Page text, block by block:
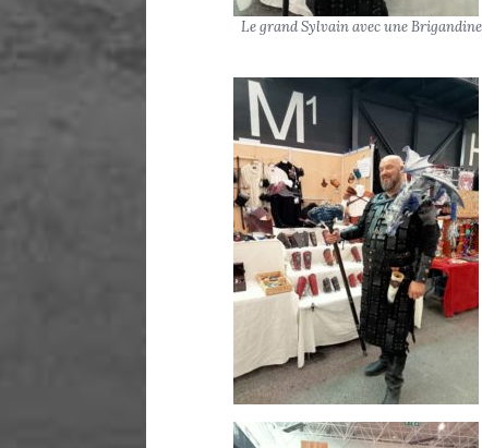
Le grand Sylvain avec une